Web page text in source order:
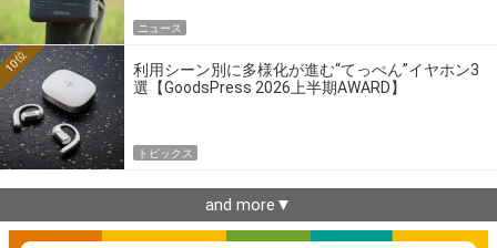
ニュース
利用シーン別に多様化が進む“てっぺん”イヤホン3
選【GoodsPress 2026上半期AWARD】
10位
トピックス
and more▼